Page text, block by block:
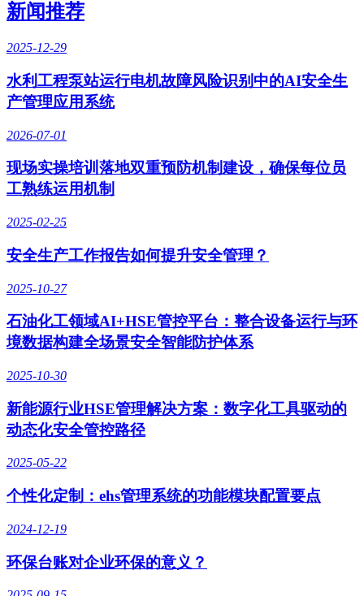
新闻推荐
2025-12-29
水利工程泵站运行电机故障风险识别中的AI安全生
产管理应用系统
2026-07-01
现场实操培训落地双重预防机制建设，确保每位员
工熟练运用机制
2025-02-25
安全生产工作报告如何提升安全管理？
2025-10-27
石油化工领域AI+HSE管控平台：整合设备运行与环
境数据构建全场景安全智能防护体系
2025-10-30
新能源行业HSE管理解决方案：数字化工具驱动的
动态化安全管控路径
2025-05-22
个性化定制：ehs管理系统的功能模块配置要点
2024-12-19
环保台账对企业环保的意义？